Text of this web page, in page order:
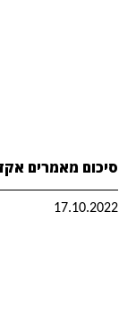
סיכום מאמרים
17.10.2022